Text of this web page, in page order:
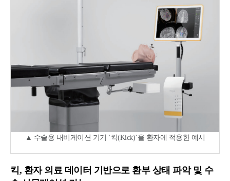
▲ 수술용 내비게이션 기기 ‘킥(Kick)’을 환자에 적용한 예시
킥, 환자 의료 데이터 기반으로 환부 상태 파악 및 수